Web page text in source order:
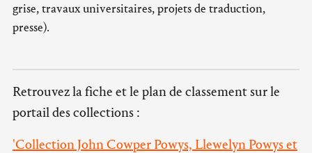
grise, travaux universitaires, projets de traduction,
presse).
Retrouvez la fiche et le plan de classement sur le
portail des collections :
'Collection John Cowper Powys, Llewelyn Powys et